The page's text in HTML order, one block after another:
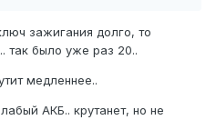
зажигания долго, то
так было уже раз 20..
медленнее..
АКБ.. крутанет, но не